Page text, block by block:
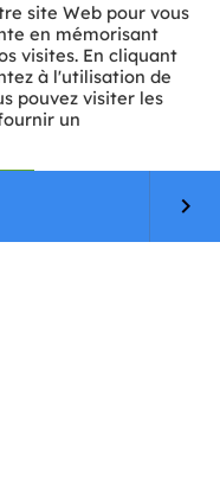
keyboard_arrow_right
site Web pour vous
en mémorisant
visites. En cliquant
à l'utilisation de
pouvez visiter les
un